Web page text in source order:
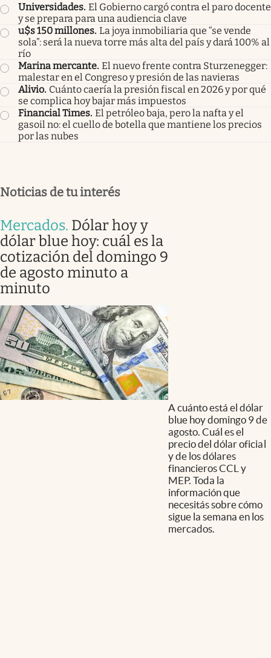
Universidades. El Gobierno cargó contra el paro docente
y se prepara para una audiencia clave
u$s 150 millones. La joya inmobiliaria que “se vende
sola”: será la nueva torre más alta del país y dará 100% al
río
Marina mercante. El nuevo frente contra Sturzenegger:
malestar en el Congreso y presión de las navieras
Alivio. Cuánto caería la presión fiscal en 2026 y por qué
se complica hoy bajar más impuestos
Financial Times. El petróleo baja, pero la nafta y el
gasoil no: el cuello de botella que mantiene los precios
por las nubes
Noticias de tu interés
Mercados. Dólar hoy y
dólar blue hoy: cuál es la
cotización del domingo 9
de agosto minuto a
minuto
A cuánto está el dólar
blue hoy domingo 9 de
agosto. Cuál es el
precio del dólar oficial
y de los dólares
financieros CCL y
MEP. Toda la
información que
necesitás sobre cómo
sigue la semana en los
mercados.